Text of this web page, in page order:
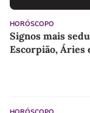
HORÓSCOPO
Signos mais
Escorpião, Áries